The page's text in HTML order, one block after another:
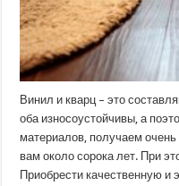
Винил и кварц – это
оба износоустойчивы, а
материалов, получаем
вам около сорока лет. При
Приобрести качественную и